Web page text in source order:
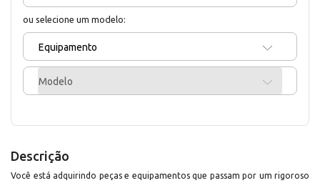
ou selecione um modelo:
Equipamento
Modelo
Descrição
Você está adquirindo peças e equipamentos que passam por um rigoroso